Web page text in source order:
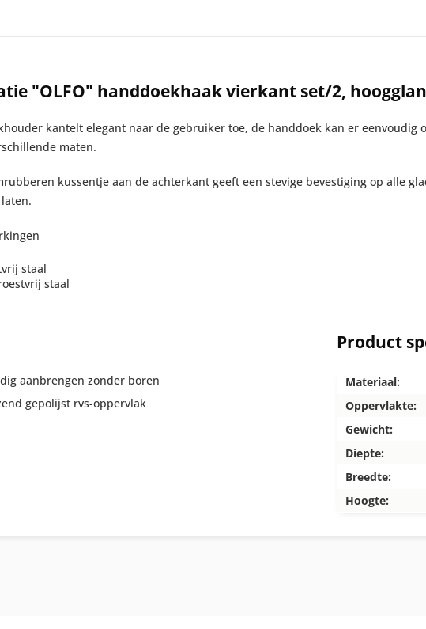
"OLFO" handdoekhaak vierkant set/2,
kantelt elegant naar de gebruiker toe, de handdoek kan er eenvoudig
maten.
kussentje aan de achterkant geeft een stevige bevestiging op alle
staal
staal
aanbrengen zonder boren
gepolijst rvs-oppervlak
Product
Materiaal:
Oppervlakte:
Gewicht:
Diepte:
Breedte:
Hoogte: